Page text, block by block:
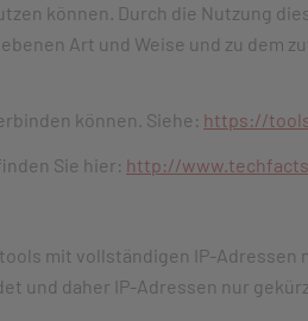
können. Durch die Nutzung
Art und Weise und zu dem
können. Siehe: https://
Sie hier: http://
mit vollständigen IP-
und daher IP-Adressen nur